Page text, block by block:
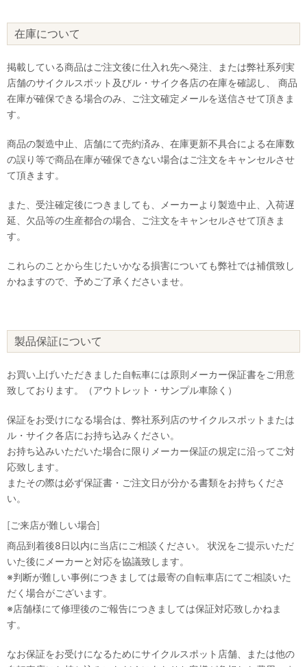
在庫について
掲載している商品はご注文後に仕入れ先へ発注、または弊社系列実
店舗のサイクルスポット及びル・サイク各店の在庫を確認し、 商品
在庫が確保できる場合のみ、ご注文確定メールを送信させて頂きま
す。
商品の製造中止、店舗にて売約済み、在庫更新不具合による在庫数
の誤り等で商品在庫が確保できない場合はご注文をキャンセルさせ
て頂きます。
また、受注確定後につきましても、メーカーより製造中止、入荷遅
延、欠品等の生産都合の場合、ご注文をキャンセルさせて頂きま
す。
これらのことから生じたいかなる損害についても弊社では補償致し
かねますので、予めご了承くださいませ。
製品保証について
お買い上げいただきました自転車には原則メーカー保証書をご用意
致しております。（アウトレット・サンプル車除く）
保証をお受けになる場合は、弊社系列店のサイクルスポットまたは
ル・サイク各店にお持ち込みください。
お持ち込みいただいた場合に限りメーカー保証の規定に沿ってご対
応致します。
またその際は必ず保証書・ご注文日が分かる書類をお持ちくださ
い。
[ご来店が難しい場合]
商品到着後8日以内に当店にご相談ください。 状況をご提示いただ
いた後にメーカーと対応を協議致します。
※判断が難しい事例につきましては最寄の自転車店にてご相談いた
だく場合がございます。
※店舗様にて修理後のご報告につきましては保証対応致しかねま
す。
なお保証をお受けになるためにサイクルスポット店舗、または他の